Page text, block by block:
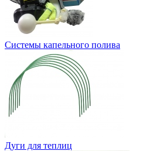
Системы капельного полива
Дуги для теплиц